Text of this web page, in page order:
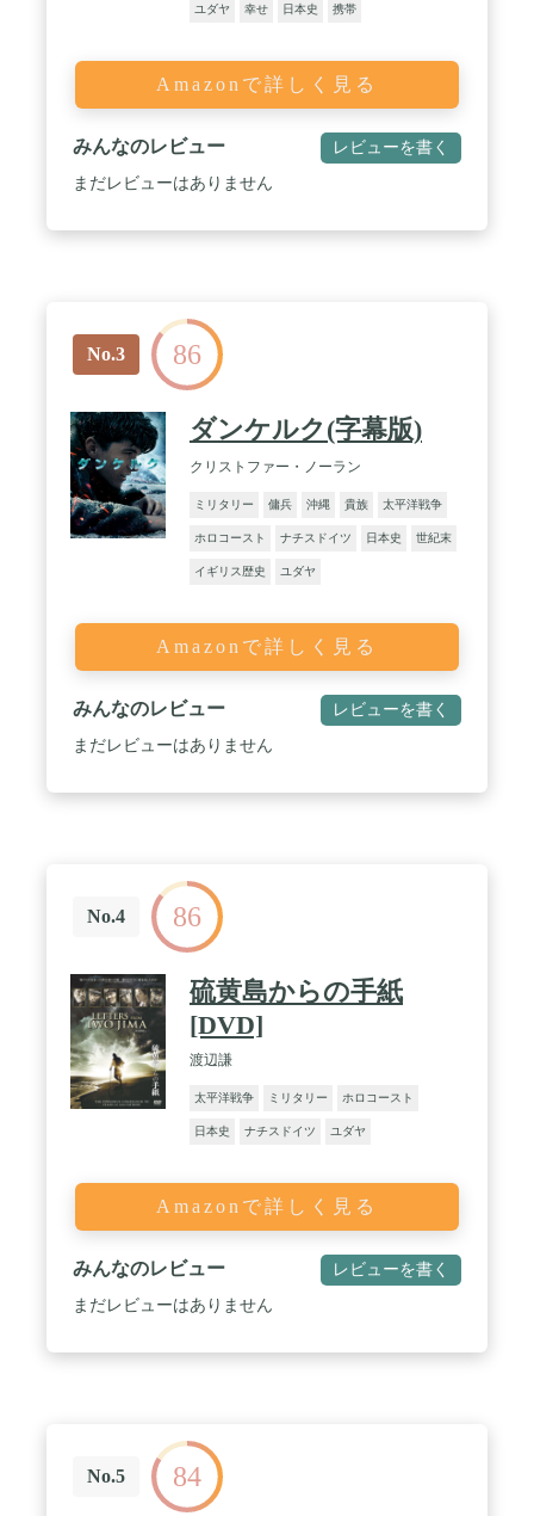
ユダヤ 幸せ 日本史 携帯
Amazonで詳しく見る
みんなのレビュー レビューを書く
まだレビューはありません
No.3 86
ダンケルク(字幕版)
クリストファー・ノーラン
ミリタリー 傭兵 沖縄 貴族 太平洋戦争
ホロコースト ナチスドイツ 日本史 世紀末
イギリス歴史 ユダヤ
Amazonで詳しく見る
みんなのレビュー レビューを書く
まだレビューはありません
No.4 86
硫黄島からの手紙
[DVD]
渡辺謙
太平洋戦争 ミリタリー ホロコースト
日本史 ナチスドイツ ユダヤ
Amazonで詳しく見る
みんなのレビュー レビューを書く
まだレビューはありません
No.5 84